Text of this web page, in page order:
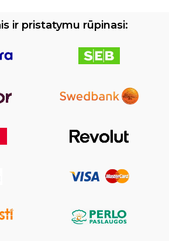
ir pristatymu rūpinasi: